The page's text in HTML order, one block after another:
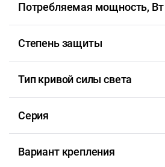
Потребляемая мощность, Вт
Степень защиты
Тип кривой силы света
Серия
Вариант крепления